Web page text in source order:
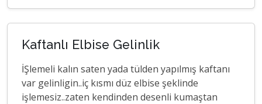
Kaftanlı Elbise Gelinlik
İŞlemeli kalın saten yada tülden yapılmış kaftanı
var gelinligin..iç kısmı düz elbise şeklinde
işlemesiz..zaten kendinden desenli kumaştan